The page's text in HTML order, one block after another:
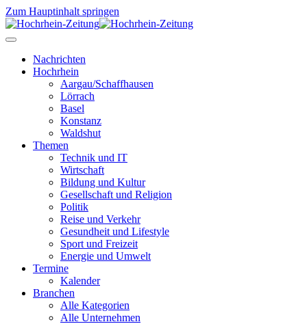
Zum Hauptinhalt springen
Nachrichten
Hochrhein
Aargau/Schaffhausen
Lörrach
Basel
Konstanz
Waldshut
Themen
Technik und IT
Wirtschaft
Bildung und Kultur
Gesellschaft und Religion
Politik
Reise und Verkehr
Gesundheit und Lifestyle
Sport und Freizeit
Energie und Umwelt
Termine
Kalender
Branchen
Alle Kategorien
Alle Unternehmen